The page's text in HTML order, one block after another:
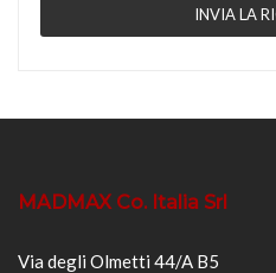
MADMAX Co. Italia Srl
Via degli Olmetti 44/A B5